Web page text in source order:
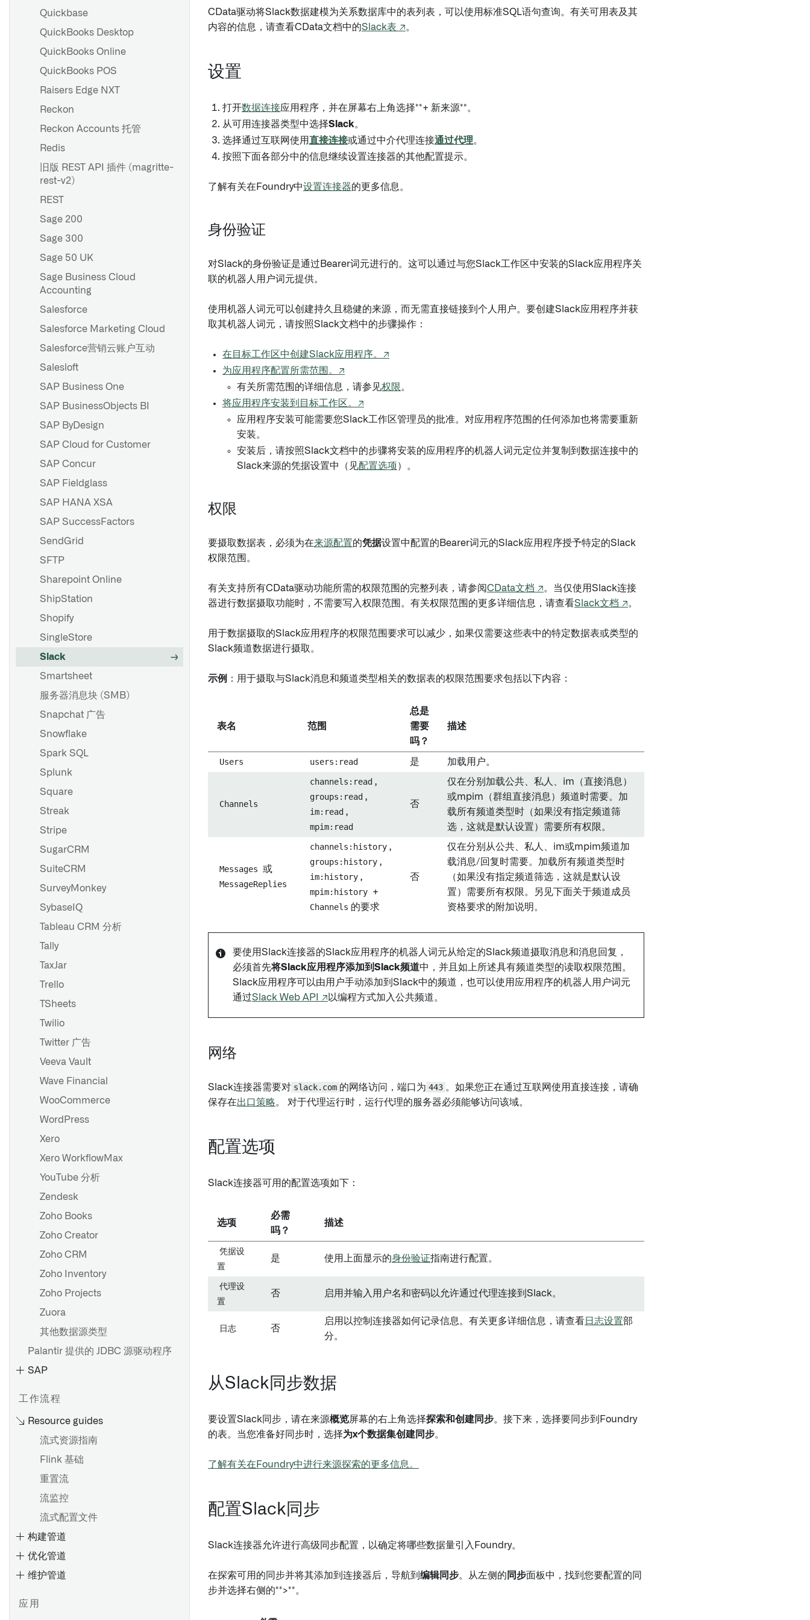
Quickbase
QuickBooks Desktop
QuickBooks Online
QuickBooks POS
Raisers Edge NXT
Reckon
Reckon Accounts 托管
Redis
旧版 REST API 插件 (magritte-
rest-v2)
REST
Sage 200
Sage 300
Sage 50 UK
Sage Business Cloud
Accounting
Salesforce
Salesforce Marketing Cloud
Salesforce营销云账户互动
Salesloft
SAP Business One
SAP BusinessObjects BI
SAP ByDesign
SAP Cloud for Customer
SAP Concur
SAP Fieldglass
SAP HANA XSA
SAP SuccessFactors
SendGrid
SFTP
Sharepoint Online
ShipStation
Shopify
SingleStore
Slack
Smartsheet
服务器消息块 (SMB)
Snapchat 广告
Snowflake
Spark SQL
Splunk
Square
Streak
Stripe
SugarCRM
SuiteCRM
SurveyMonkey
SybaseIQ
Tableau CRM 分析
Tally
TaxJar
Trello
TSheets
Twilio
Twitter 广告
Veeva Vault
Wave Financial
WooCommerce
WordPress
Xero
Xero WorkflowMax
YouTube 分析
Zendesk
Zoho Books
Zoho Creator
Zoho CRM
Zoho Inventory
Zoho Projects
Zuora
其他数据源类型
Palantir 提供的 JDBC 源驱动程序
SAP
SAP 附加组件的安装
安装 Palantir Foundry
用程序
安装远程代理
为 4.6C/620/640 安装远程代
工作流程
Resource guides
流式资源指南
Flink 基础
重置流
流监控
流式配置文件
构建管道
优化管道
维护管道
应用
CData驱动将Slack数据建模为关系数据库中的表列表，可以使用标准SQL语句查询。有关可用表及其
内容的信息，请查看CData文档中的Slack表 ↗。
设置
打开数据连接应用程序，并在屏幕右上角选择**+ 新来源**。
从可用连接器类型中选择Slack。
选择通过互联网使用 直接连接或通过中介代理连接通过代理。
按照下面各部分中的信息继续设置连接器的其他配置提示。
了解有关在Foundry中设置连接器的更多信息。
身份验证
对Slack的身份验证是通过Bearer词元进行的。这可以通过与您Slack工作区中安装的Slack应用程序关
联的机器人用户词元提供。
使用机器人词元可以创建持久且稳健的来源，而无需直接链接到个人用户。要创建Slack应用程序并获
取其机器人词元，请按照Slack文档中的步骤操作：
在目标工作区中创建Slack应用程序。↗
为应用程序配置所需范围。↗
有关所需范围的详细信息，请参见权限。
将应用程序安装到目标工作区。↗
应用程序安装可能需要您Slack工作区管理员的批准。对应用程序范围的任何添加也将需要重新
安装。
安装后，请按照Slack文档中的步骤将安装的应用程序的机器人词元定位并复制到数据连接中的
Slack来源的凭据设置中（见配置选项 ）。
权限
要摄取数据表，必须为在来源配置的凭据设置中配置的Bearer词元的Slack应用程序授予特定的Slack
权限范围。
有关支持所有CData驱动功能所需的权限范围的完整列表，请参阅CData文档 ↗。当仅使用Slack连接
器进行数据摄取功能时，不需要写入权限范围。有关权限范围的更多详细信息，请查看Slack文档 ↗。
用于数据摄取的Slack应用程序的权限范围要求可以减少，如果仅需要这些表中的特定数据表或类型的
Slack频道数据进行摄取。
示例 ：用于摄取与Slack消息和频道类型相关的数据表的权限范围要求包括以下内容：
表名 范围
总是
需要
吗？
描述
Users users:read 是 加载用户。
Channels
channels:read ,
groups:read ,
im:read ,
mpim:read
否
仅在分别加载公共、私人、im（直接消息）
或mpim（群组直接消息）频道时需要。加
载所有频道类型时（如果没有指定频道筛
选，这就是默认设置）需要所有权限。
Messages 或
MessageReplies
channels:history ,
groups:history ,
im:history ,
mpim:history +
Channels 的要求
否
仅在分别从公共、私人、im或mpim频道加
载消息/回复时需要。加载所有频道类型时
（如果没有指定频道筛选，这就是默认设
置）需要所有权限。另见下面关于频道成员
资格要求的附加说明。
要使用Slack连接器的Slack应用程序的机器人词元从给定的Slack频道摄取消息和消息回复，
必须首先将Slack应用程序添加到Slack频道中，并且如上所述具有频道类型的读取权限范围。
Slack应用程序可以由用户手动添加到Slack中的频道，也可以使用应用程序的机器人用户词元
通过Slack Web API ↗ 以编程方式加入公共频道。
网络
Slack连接器需要对 slack.com 的网络访问，端口为 443 。如果您正在通过互联网使用直接连接，请确
保存在出口策略。 对于代理运行时，运行代理的服务器必须能够访问该域。
配置选项
Slack连接器可用的配置选项如下：
选项
必需
吗？
描述
凭据设
置
是 使用上面显示的身份验证指南进行配置。
代理设
置
否 启用并输入用户名和密码以允许通过代理连接到Slack。
日志 否
启用以控制连接器如何记录信息。有关更多详细信息，请查看日志设置部
分。
从Slack同步数据
要设置Slack同步，请在来源概览屏幕的右上角选择探索和创建同步。接下来，选择要同步到Foundry
的表。当您准备好同步时，选择为x个数据集创建同步。
了解有关在Foundry中进行来源探索的更多信息。
配置Slack同步
Slack连接器允许进行高级同步配置，以确定将哪些数据量引入Foundry。
在探索可用的同步并将其添加到连接器后，导航到 编辑同步。从左侧的 同步面板中，找到您要配置的同
步并选择右侧的**>**。